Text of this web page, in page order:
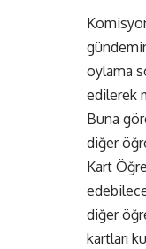
oylama
edilerek
Buna
diğer
Kart
diğer
kartları